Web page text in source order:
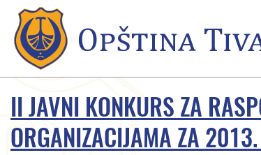
II JAVNI KONKURS ZA
ORGANIZACIJAMA ZA